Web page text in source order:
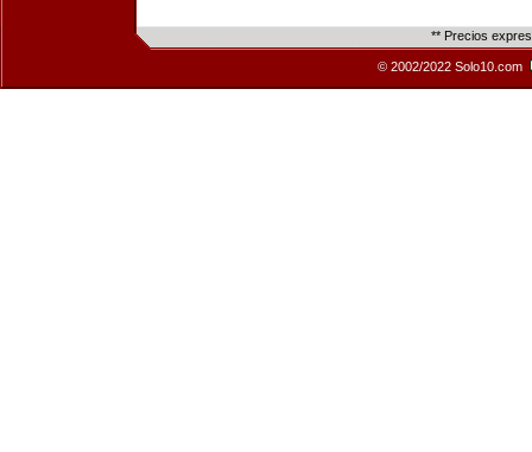
** Precios
© 2002/2022 Solo10.com